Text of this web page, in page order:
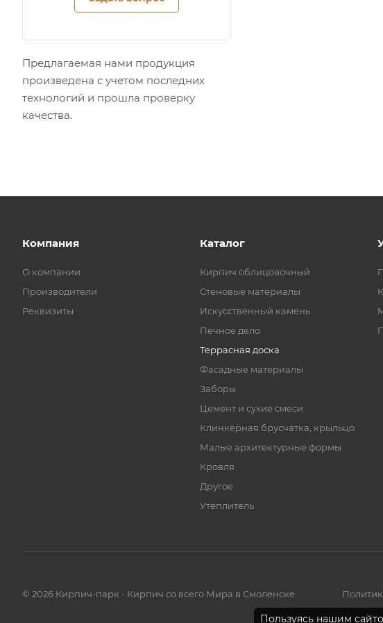
Предлагаемая нами продукция
произведена с учетом последних
технологий и прошла проверку
качества.
Компания
О компании
Производители
Реквизиты
Каталог
Кирпич облицовочный
Стеновые материалы
Искусственный камень
Печное дело
Террасная доска
Фасадные материалы
Заборы
Цемент и сухие смеси
Клинкерная брусчатка, крыльцо
Малые архитектурные формы
Кровля
Другое
Утеплитель
© 2026 Кирпич-парк - Кирпич со всего Мира в Смоленске
Пользуясь нашим